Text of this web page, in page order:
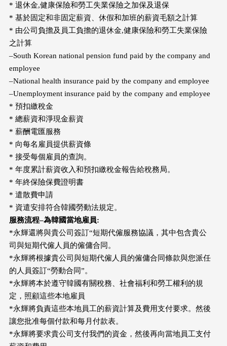
* 退休金,健康保險和勞工失業保險之加保及退保
* 基於固定和非固定薪資、休假和加班的薪資毛額之計算
* 由公司負擔及員工負擔的退休金,健康保險和勞工失業保險
之計算
–South Korean national pension fund paid by the company and
employee
–National health insurance paid by the company and employee
–Unemployment insurance paid by the company and employee
* 預扣繳稅金
* 總薪資和淨現金薪資
* 薪酬電匯服務
* 向每名雇員提供薪資條
* 接受每個雇員的查詢。
* 年度累計薪資收入和預扣繳稅金報告給稅務局。
* 年終保險保費證明書
* 遣散費申請
* 資遣安排符合韓國勞動法規定。
服務流程–為韓國當地雇員:
*永輝還將與貴公司簽訂“短期代僱服務協議，其中包含貴公
司與短期代僱人員的僱傭合同。
*永輝將根據貴公司與短期代僱人員的僱傭合同條款與您派任
的人員簽訂“勞動合同”。
*永輝將本於遵守韓國有關稅務、社會福利和勞工權利的規
定，照顧這些本地雇員
*永輝將負責這些本地員工的薪資計算及費用支付要求。然後
讓您批准每個付款和每月付款表。
*永輝將要求貴公司支付我們的資金，然後再向當地員工支付